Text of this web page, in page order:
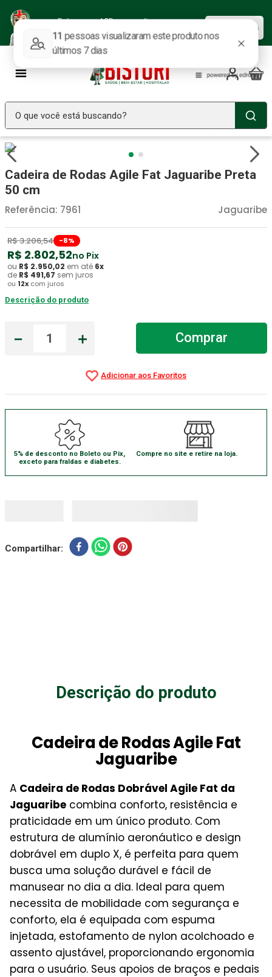
Baixe nosso APP e aproveite as
ofertas.
Baixar agora
O que você está buscando?
Cadeira de Rodas Agile Fat Jaguaribe Preta
50 cm
Jaguaribe
Referência: 7961
R$3.206,54 -8%
R$ 2.802,52no Pix
ou R$ 2.950,02 em até 6x
de R$ 491,67 sem juros
ou 12x com juros
Descrição do produto
＋
－ Comprar
5% de desconto no Boleto ou Pix,
exceto para fraldas e diabetes.
Compre no site e retire na loja.
Compartilhar
Descrição do produto
Cadeira de Rodas Agile Fat
Jaguaribe
A Cadeira de Rodas Dobrável Agile Fat da
Jaguaribe combina conforto, resistência e
praticidade em um único produto. Com
estrutura de alumínio aeronáutico e design
dobrável em duplo X, é perfeita para quem
busca uma solução durável e fácil de
manusear no dia a dia. Ideal para quem
necessita de mobilidade com segurança e
conforto, ela é equipada com espuma
injetada, estofamento de nylon acolchoado e
assento ajustável, proporcionando ergonomia
para o usuário. Seus apoios de braços e pedais
2º
3º Luva Latex
4º Estetoscopio Littmann
5º Littmann
6 º Absorvente Geriatrico
Gaze Esteril
Cadeira Banho